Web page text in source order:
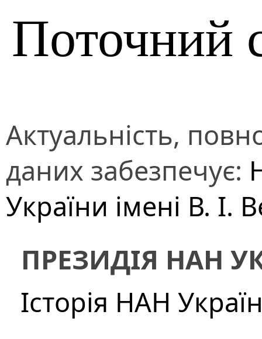
Поточний
Актуальність,
даних забезпечує:
України імені В. І.
ПРЕЗИДІЯ НАН
Історія НАН